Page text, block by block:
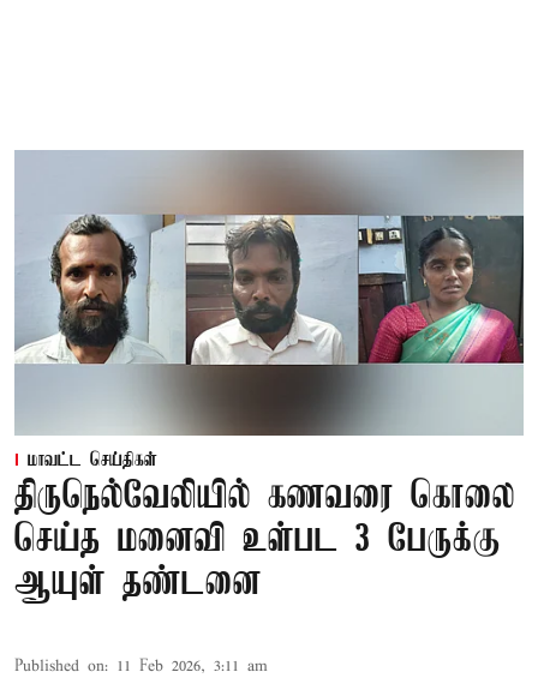
மாவட்ட செய்திகள்
திருநெல்வேலியில் கணவரை கொலை
செய்த மனைவி உள்பட 3 பேருக்கு
ஆயுள் தண்டனை
Published on: 11 Feb 2026, 3:11 am